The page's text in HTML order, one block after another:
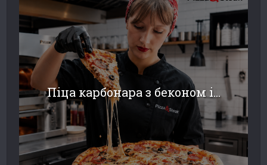
Піца карбонара з беконом і...